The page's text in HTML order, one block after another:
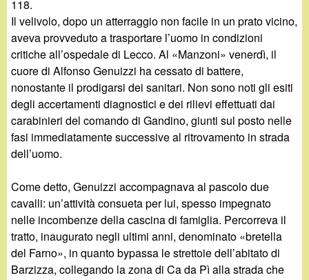
118.
Il velivolo, dopo un atterraggio non facile in un prato vicino,
aveva provveduto a trasportare l’uomo in condizioni
critiche all’ospedale di Lecco. Al «Manzoni» venerdì, il
cuore di Alfonso Genuizzi ha cessato di battere,
nonostante il prodigarsi dei sanitari. Non sono noti gli esiti
degli accertamenti diagnostici e dei rilievi effettuati dai
carabinieri del comando di Gandino, giunti sul posto nelle
fasi immediatamente successive al ritrovamento in strada
dell’uomo.
Come detto, Genuizzi accompagnava al pascolo due
cavalli: un’attività consueta per lui, spesso impegnato
nelle incombenze della cascina di famiglia. Percorreva il
tratto, inaugurato negli ultimi anni, denominato «bretella
del Farno», in quanto bypassa le strettoie dell’abitato di
Barzizza, collegando la zona di Ca da Pì alla strada che